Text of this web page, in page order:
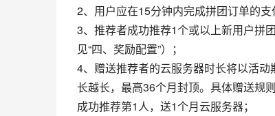
2、用户应在15分钟内完成拼团订单的支
3、推荐者成功推荐1个或以上新用户拼
见“四、奖励配置”）；
4、赠送推荐者的云服务器时长将以活
长越长，最高36个月封顶。具体赠送规则
成功推荐第1人，送1个月云服务器；